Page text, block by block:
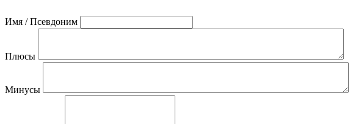
Имя / Псевдоним
Плюсы
Минусы